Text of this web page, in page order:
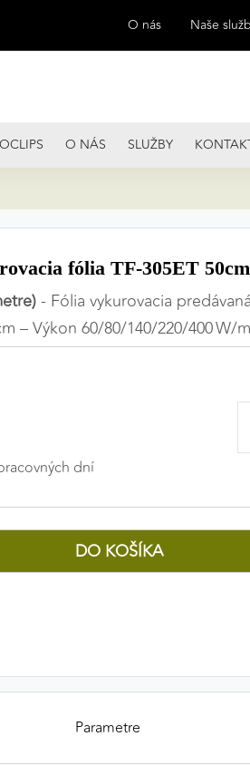
O nás Naše
O NÁS SLUŽBY
fólia TF-305ET
- Fólia vykurovacia
– Výkon 60/80/140/220/400 W/
dní
Parametre